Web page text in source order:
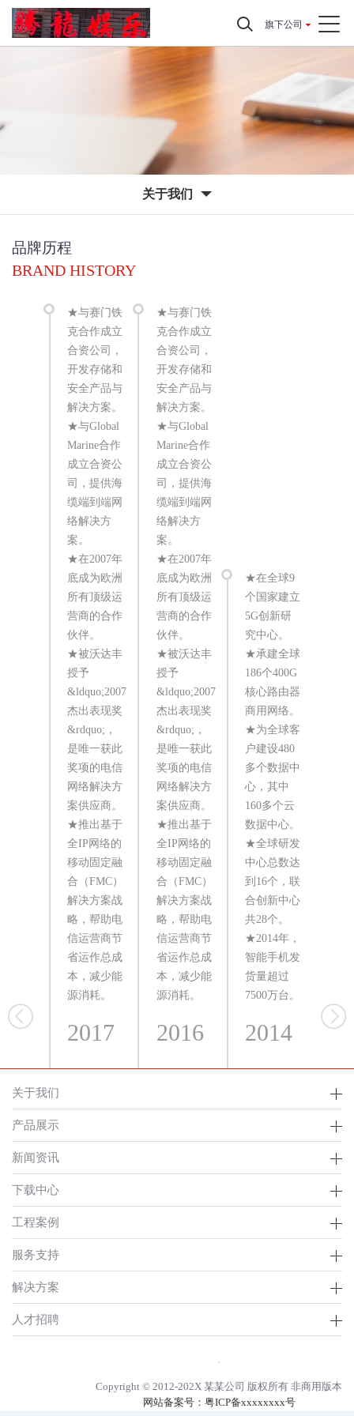
旗下公司
关于我们
品牌历程
BRAND HISTORY
★与赛门铁
克合作成立
合资公司，
开发存储和
安全产品与
解决方案。
★与Global
Marine合作
成立合资公
司，提供海
缆端到端网
络解决方
案。
★在2007年
底成为欧洲
所有顶级运
营商的合作
伙伴。
★被沃达丰
授予
&ldquo;2007
杰出表现奖
&rdquo;，
是唯一获此
奖项的电信
网络解决方
案供应商。
★推出基于
全IP网络的
移动固定融
合（FMC）
解决方案战
略，帮助电
信运营商节
省运作总成
本，减少能
源消耗。
2017
★与赛门铁
克合作成立
合资公司，
开发存储和
安全产品与
解决方案。
★与Global
Marine合作
成立合资公
司，提供海
缆端到端网
络解决方
案。
★在2007年
底成为欧洲
所有顶级运
营商的合作
伙伴。
★被沃达丰
授予
&ldquo;2007
杰出表现奖
&rdquo;，
是唯一获此
奖项的电信
网络解决方
案供应商。
★推出基于
全IP网络的
移动固定融
合（FMC）
解决方案战
略，帮助电
信运营商节
省运作总成
本，减少能
源消耗。
2016
★在全球9
个国家建立
5G创新研
究中心。
★承建全球
186个400G
核心路由器
商用网络。
★为全球客
户建设480
多个数据中
心，其中
160多个云
数据中心。
★全球研发
中心总数达
到16个，联
合创新中心
共28个。
★2014年，
智能手机发
货量超过
7500万台。
2014
关于我们
产品展示
新闻资讯
下载中心
工程案例
服务支持
解决方案
人才招聘
Copyright © 2012-202X 某某公司 版权所有 非商用版本
网站备案号： 粤ICP备xxxxxxxx号